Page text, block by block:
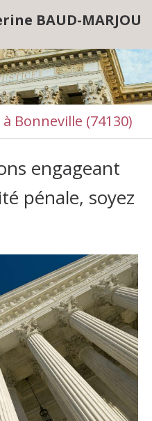
BAUD-MARJOU
Bonneville (74130)
engageant
pénale, soyez